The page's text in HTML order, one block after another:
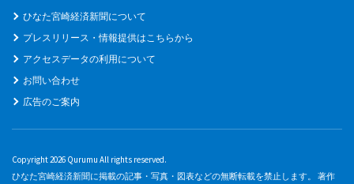
ひなた宮崎経済新聞について
プレスリリース・情報提供はこちらから
アクセスデータの利用について
お問い合わせ
広告のご案内
Copyright 2026 Qurumu All rights reserved.
ひなた宮崎経済新聞に掲載の記事・写真・図表などの無断転載を禁止します。 著作